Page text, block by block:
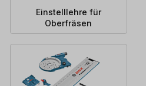
Einstelllehre für
Oberfräsen